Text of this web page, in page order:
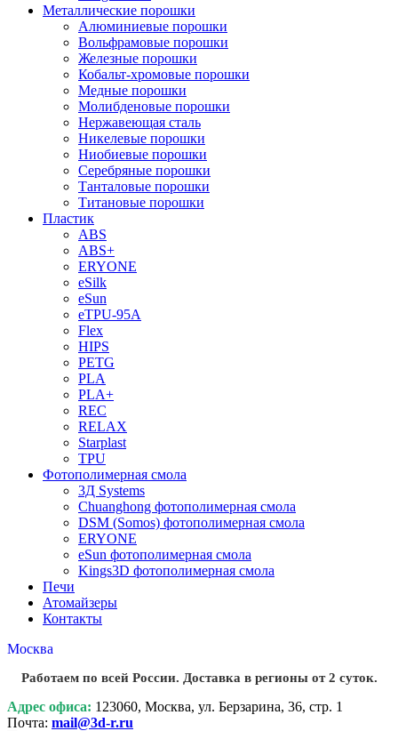
Металлические порошки
Алюминиевые порошки
Вольфрамовые порошки
Железные порошки
Кобальт-хромовые порошки
Медные порошки
Молибденовые порошки
Нержавеющая сталь
Никелевые порошки
Ниобиевые порошки
Серебряные порошки
Танталовые порошки
Титановые порошки
Пластик
ABS
ABS+
ERYONE
eSilk
eSun
eTPU-95A
Flex
HIPS
PETG
PLA
PLA+
REC
RELAX
Starplast
TPU
Фотополимерная смола
3Д Systems
Chuanghong фотополимерная смола
DSM (Somos) фотополимерная смола
ERYONE
eSun фотополимерная смола
Kings3D фотополимерная смола
Печи
Атомайзеры
Контакты
Москва
Работаем по всей России. Доставка в регионы от 2 суток.
Адрес офиса: 123060, Москва, ул. Берзарина, 36, стр. 1
Почта: mail@3d-r.ru